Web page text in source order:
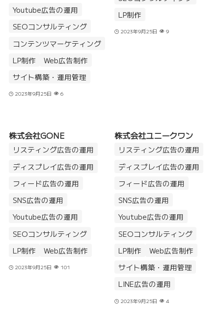
Youtube広告の運用
SEOコンサルティング
コンテンツマーケティング
LP制作
Web広告制作
サイト構築・運用管理
2023年9月25日 6
LP制作
2023年9月25日 9
株式会社GONE
リスティング広告の運用
ディスプレイ広告の運用
フィード広告の運用
SNS広告の運用
Youtube広告の運用
SEOコンサルティング
LP制作
Web広告制作
2023年9月25日 101
株式会社ユニークワン
リスティング広告の運用
ディスプレイ広告の運用
フィード広告の運用
SNS広告の運用
Youtube広告の運用
SEOコンサルティング
LP制作
Web広告制作
サイト構築・運用管理
LINE広告の運用
2023年9月25日 4